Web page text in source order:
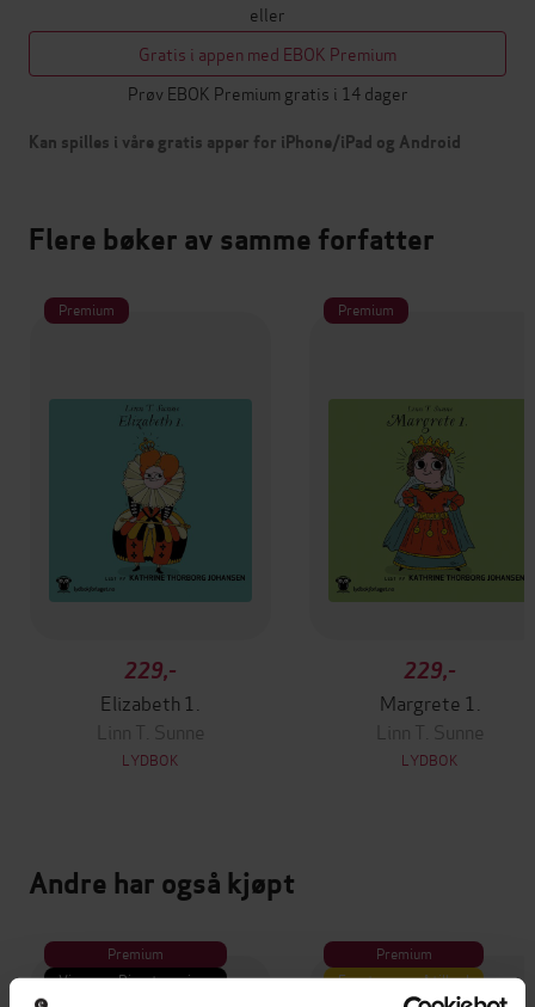
eller
Gratis i appen med EBOK Premium
Prøv EBOK Premium gratis i 14 dager
Kan spilles i våre gratis apper for iPhone/iPad og Android
Flere bøker av samme forfatter
Premium
229,-
Elizabeth 1.
Linn T. Sunne
LYDBOK
Premium
229,-
Margrete 1.
Linn T. Sunne
LYDBOK
Andre har også kjøpt
Premium
Vinner av Rivertonprisen
Premium
Første gang på tilbud